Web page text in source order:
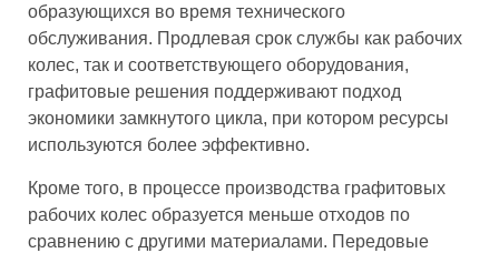
образующихся во время технического
обслуживания. Продлевая срок службы как рабочих
колес, так и соответствующего оборудования,
графитовые решения поддерживают подход
экономики замкнутого цикла, при котором ресурсы
используются более эффективно.
Кроме того, в процессе производства графитовых
рабочих колес образуется меньше отходов по
сравнению с другими материалами. Передовые